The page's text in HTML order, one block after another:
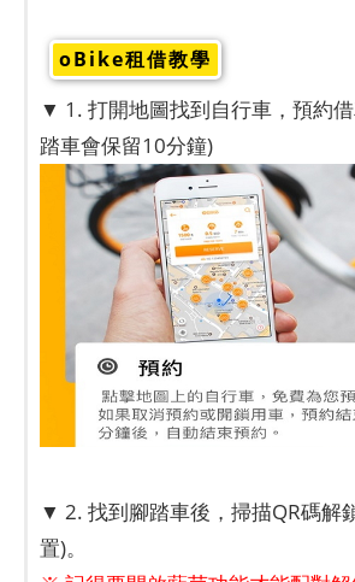
oBike租借教學
▼ 1. 打開地圖找到自行車，預約
踏車會保留10分鐘)
▼ 2. 找到腳踏車後，掃描QR碼解
置)。